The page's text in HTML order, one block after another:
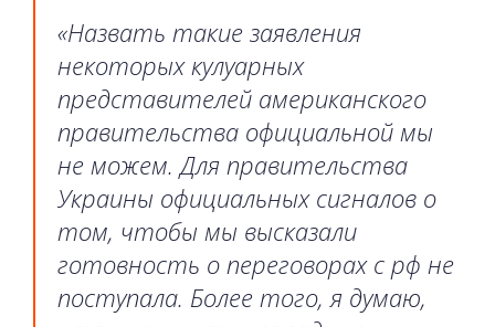
«Назвать такие заявления
некоторых кулуарных
представителей американского
правительства официальной мы
не можем. Для правительства
Украины официальных сигналов о
том, чтобы мы высказали
готовность о переговорах с рф не
поступала. Более того, я думаю,